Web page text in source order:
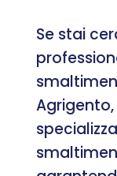
Se stai